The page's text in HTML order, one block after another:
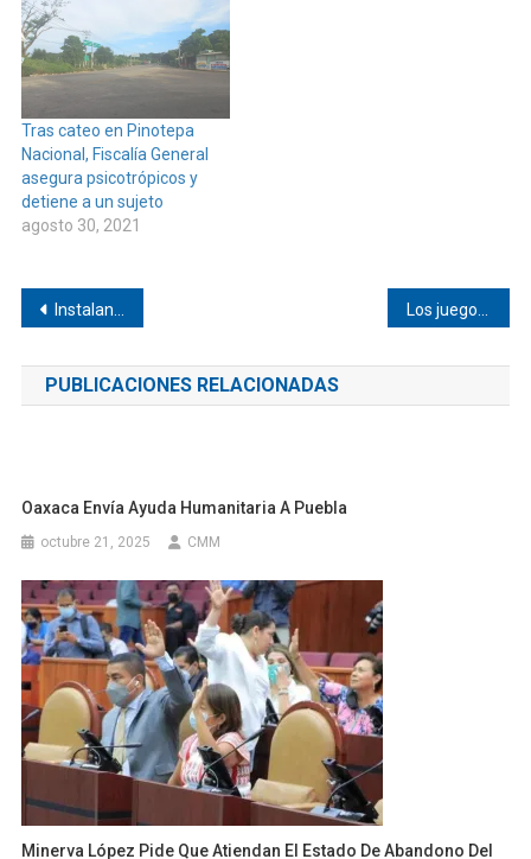
Tras cateo en Pinotepa
Nacional, Fiscalía General
asegura psicotrópicos y
detiene a un sujeto
agosto 30, 2021
Navegación
de
entradas
Instalan mesa de asesoría legal gratuita en Pinotepa Los juegos tradicionales y el edil de Jamiltepec
PUBLICACIONES RELACIONADAS
Oaxaca Envía Ayuda Humanitaria A Puebla
octubre 21, 2025 CMM
Minerva López Pide Que Atiendan El Estado De Abandono Del